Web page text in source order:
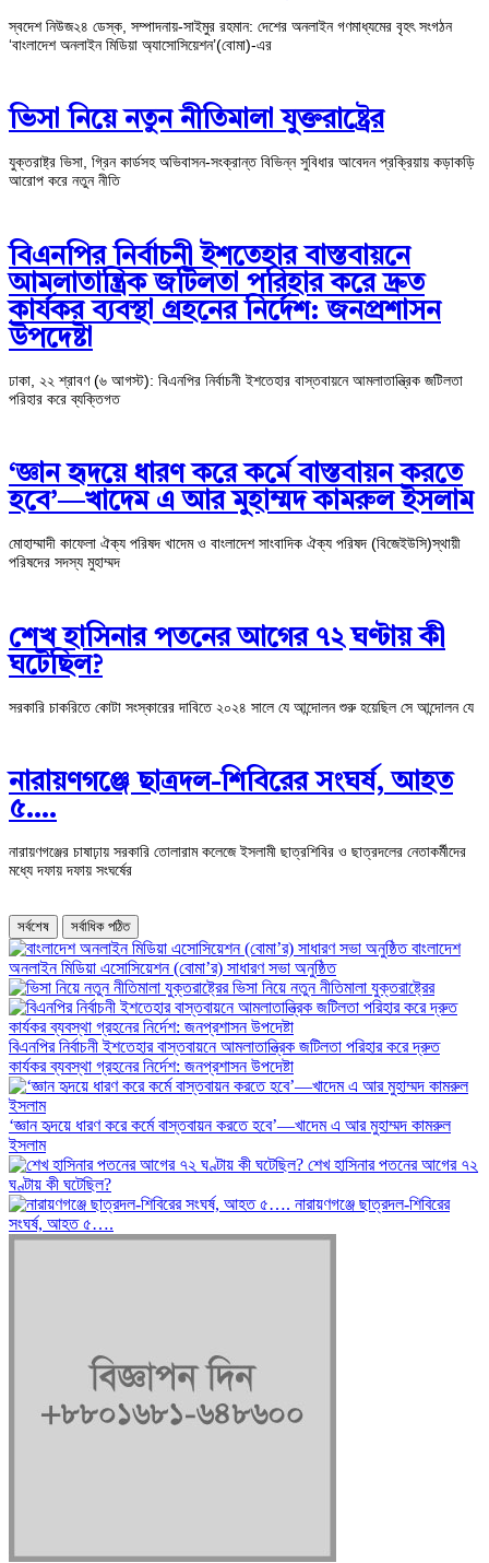
স্বদেশ নিউজ২৪ ডেস্ক, সম্পাদনায়-সাইমুর রহমান: দেশের অনলাইন গণমাধ্যমের বৃহৎ সংগঠন
‘বাংলাদেশ অনলাইন মিডিয়া অ্যাসোসিয়েশন’(বোমা)-এর
ভিসা নিয়ে নতুন নীতিমালা যুক্তরাষ্ট্রের
যুক্তরাষ্ট্র ভিসা, গ্রিন কার্ডসহ অভিবাসন-সংক্রান্ত বিভিন্ন সুবিধার আবেদন প্রক্রিয়ায় কড়াকড়ি
আরোপ করে নতুন নীতি
বিএনপির নির্বাচনী ইশতেহার বাস্তবায়নে
আমলাতান্ত্রিক জটিলতা পরিহার করে দ্রুত
কার্যকর ব্যবস্থা গ্রহনের নির্দেশ: জনপ্রশাসন
উপদেষ্টা
ঢাকা, ২২ শ্রাবণ (৬ আগস্ট): বিএনপির নির্বাচনী ইশতেহার বাস্তবায়নে আমলাতান্ত্রিক জটিলতা
পরিহার করে ব্যক্তিগত
‘জ্ঞান হৃদয়ে ধারণ করে কর্মে বাস্তবায়ন করতে
হবে’—খাদেম এ আর মুহাম্মদ কামরুল ইসলাম
মোহাম্মাদী কাফেলা ঐক্য পরিষদ খাদেম ও বাংলাদেশ সাংবাদিক ঐক্য পরিষদ (বিজেইউসি)স্থায়ী
পরিষদের সদস্য মুহাম্মদ
শেখ হাসিনার পতনের আগের ৭২ ঘণ্টায় কী
ঘটেছিল?
সরকারি চাকরিতে কোটা সংস্কারের দাবিতে ২০২৪ সালে যে আন্দোলন শুরু হয়েছিল সে আন্দোলন যে
‎নারায়ণগঞ্জে ছাত্রদল-শিবিরের সংঘর্ষ, আহত
৫….
নারায়ণগঞ্জের চাষাঢ়ায় সরকারি তোলারাম কলেজে ইসলামী ছাত্রশিবির ও ছাত্রদলের নেতাকর্মীদের
মধ্যে দফায় দফায় সংঘর্ষের
সর্বশেষ সর্বাধিক পঠিত
বাংলাদেশ
অনলাইন মিডিয়া এসোসিয়েশন (বোমা’র) সাধারণ সভা অনুষ্ঠিত
ভিসা নিয়ে নতুন নীতিমালা যুক্তরাষ্ট্রের
বিএনপির নির্বাচনী ইশতেহার বাস্তবায়নে আমলাতান্ত্রিক জটিলতা পরিহার করে দ্রুত
কার্যকর ব্যবস্থা গ্রহনের নির্দেশ: জনপ্রশাসন উপদেষ্টা
‘জ্ঞান হৃদয়ে ধারণ করে কর্মে বাস্তবায়ন করতে হবে’—খাদেম এ আর মুহাম্মদ কামরুল
ইসলাম
শেখ হাসিনার পতনের আগের ৭২
ঘণ্টায় কী ঘটেছিল?
‎নারায়ণগঞ্জে ছাত্রদল-শিবিরের
সংঘর্ষ, আহত ৫….